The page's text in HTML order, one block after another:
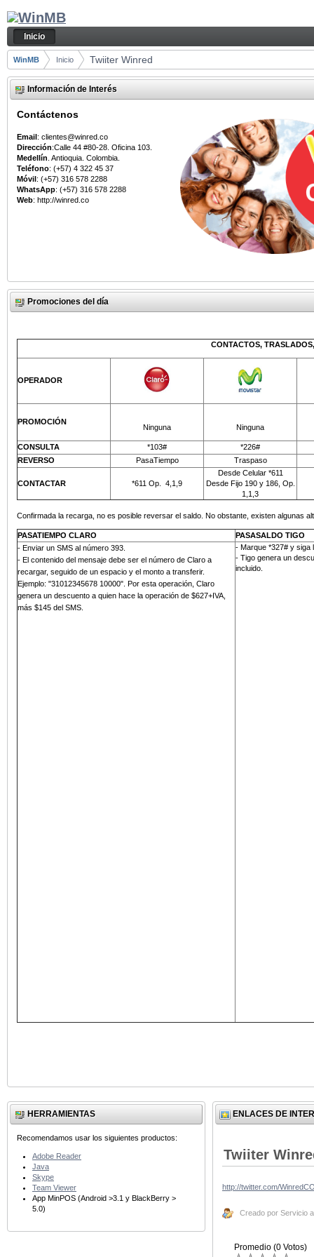
Saltar al contenido
Inicio
Navegación
Inicio
Camino de migas
WinMB Inicio Twiiter Winred
Información de Interés
Contáctenos
Email: clientes@winred.co
Dirección:Calle 44 #80-28. Oficina 103.
Medellín . Antioquia. Colombia.
Teléfono: (+57) 4 322 45 37
Móvil: (+57) 316 578 2288
WhatsApp: (+57) 316 578 2288
Web: http://winred.co
Promociones del día
CONTACTOS,
OPERADOR
PROMOCIÓN
Ninguna Ninguna
CONSULTA *103#
*226#
REVERSO
PasaTiempo Traspaso
CONTACTAR *611 Op. 4,1,9
Desde Celular *611
Desde Fijo 190 y 186, Op.
1,1,3
Confirmada la recarga, no es posible reversar el saldo. No obstante, existen algunas
PASATIEMPO CLARO
PASASALDO TIGO
- Enviar un SMS al número 393
- El contenido del mensaje debe ser el número de Claro a
recargar, seguido de un espacio y el monto a transferir.
Ejemplo: "31012345678 10000". Por esta operación, Claro
genera un descuento a quien hace la operación de $627+IVA,
más $145 del SMS
- Marque *327# y siga
- Tigo genera un
incluido.
HERRAMIENTAS
Recomendamos usar los siguientes productos:
Adobe Reader
Java
Skype
Team Viewer
App MinPOS (Android >3.1 y BlackBerry >
5.0)
ENLACES DE
Twiiter
http://twitter.com/
Creado por Servicio
Promedio (0 Votos)